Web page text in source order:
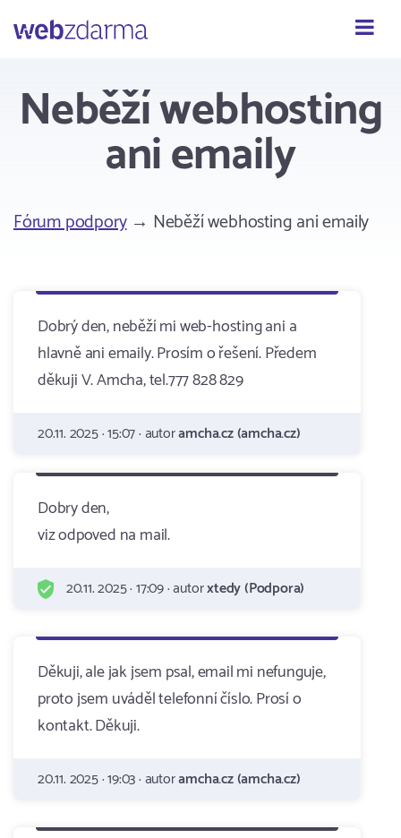
Webzdarma
Neběží webhosting
ani emaily
Fórum podpory→ Neběží webhosting ani emaily
Dobrý den, neběží mi web-hosting ani a
hlavně ani emaily. Prosím o řešení. Předem
děkuji V. Amcha, tel.777 828 829
20.11. 2025 · 15:07 · autoramcha.cz (amcha.cz)
Dobry den,
viz odpoved na mail.
20.11. 2025 · 17:09 · autorxtedy (Podpora)
Děkuji, ale jak jsem psal, email mi nefunguje,
proto jsem uváděl telefonní číslo. Prosí o
kontakt. Děkuji.
20.11. 2025 · 19:03 · autoramcha.cz (amcha.cz)